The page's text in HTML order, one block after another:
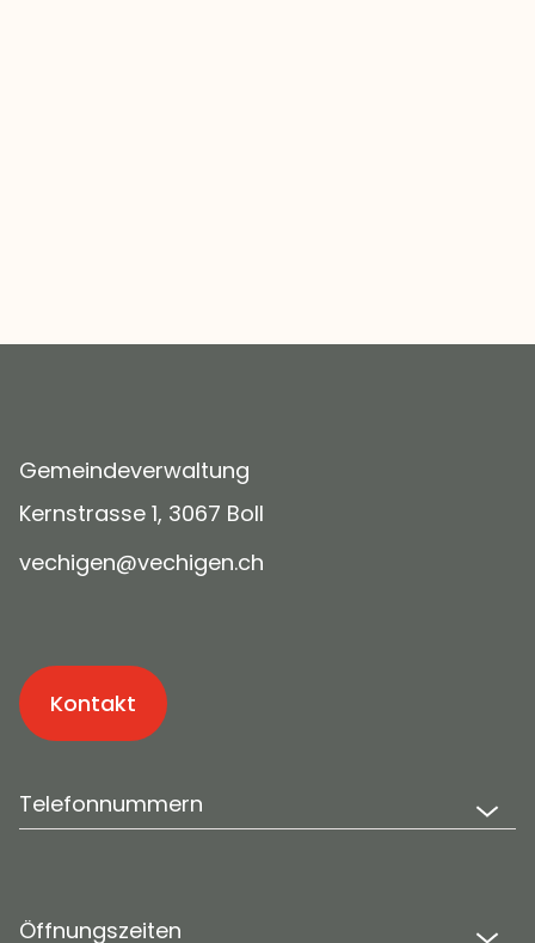
Gemeindeverwaltung
Kernstrasse 1, 3067 Boll
v ch g n v ch g n ch
Kontakt
Telefonnummern
Öffnungszeiten